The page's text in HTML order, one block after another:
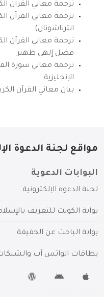
ترجمة معاني القرآن
ترجمة معاني القرآن
انترناشونال)
ترجمة معاني القرآن
فضل إلهي ظهير
ترجمة معاني سورة
الإنجليزية
بيان معاني القرآن
مواقع لجنة الدعوة
البوابات الدعوية
لجنة الدعوة الإلكترونية
بوابة الكويت للتعريف
بوابة الباحث عن الحقيقة
بطاقات الواتس آب والشبكات